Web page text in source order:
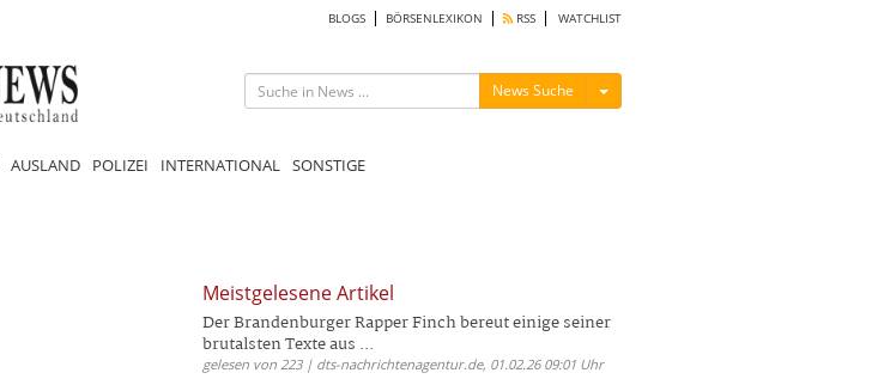
BLOGS BÖRSENLEXIKON RSS WATCHLIST
News Suche Menü ein-/ausblenden
AUSLAND POLIZEI INTERNATIONAL SONSTIGE
Meistgelesene Artikel
Der Brandenburger Rapper Finch bereut einige seiner
brutalsten Texte aus ...
gelesen von 223 | dts-nachrichtenagentur.de, 01.02.26 09:01 Uhr